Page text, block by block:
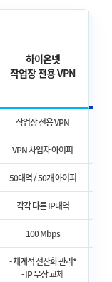
하이온넷
작업장 전용 VPN
작업장 전용 VPN
VPN 사업자 아이피
50대역 / 50개 아이피
각각 다른 IP대역
100 Mbps
- 체계적 전산화 관리*
- IP 무상 교체